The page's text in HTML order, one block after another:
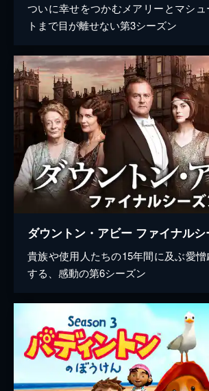
ついに幸せをつかむメアリーとマシ
トまで目が離せない第3シーズン
ダウントン・アビー ファイナル
貴族や使用人たちの15年間に及ぶ愛
する、感動の第6シーズン